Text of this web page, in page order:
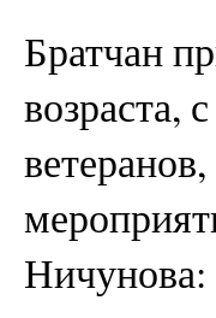
Братчан
возраста,
Ничунова: